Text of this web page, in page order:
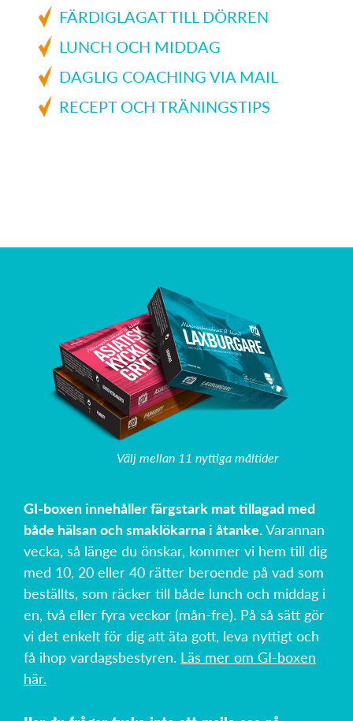
FÄRDIGLAGAT TILL DÖRREN
LUNCH OCH MIDDAG
DAGLIG COACHING VIA MAIL
RECEPT OCH TRÄNINGSTIPS
Välj mellan 11 nyttiga måltider
GI-boxen innehåller färgstark mat tillagad med
både hälsan och smaklökarna i åtanke.Varannan
vecka, så länge du önskar, kommer vi hem till dig
med 10, 20 eller 40 rätter beroende på vad som
beställts, som räcker till både lunch och middag i
en, två eller fyra veckor (mån-fre). På så sätt gör
vi det enkelt för dig att äta gott, leva nyttigt och
få ihop vardagsbestyren. Läs mer om GI-boxen
här.